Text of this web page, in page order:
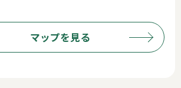
マップを見る